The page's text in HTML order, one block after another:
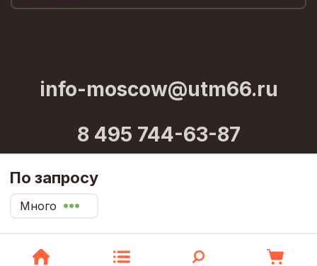
По запросу
Много
info-moscow@utm66.ru
8 495 744-63-87